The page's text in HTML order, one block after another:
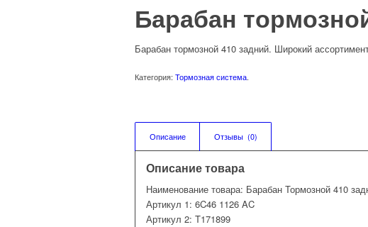
Барабан
Барабан тормозной 410 задний. Широкий
Категория:Тормозная система.
Описание Отзывы  (0)
Описание товара
Наименование товара: Барабан Тормозной 410
Артикул 1: 6C46 1126 AC
Артикул 2: T171899